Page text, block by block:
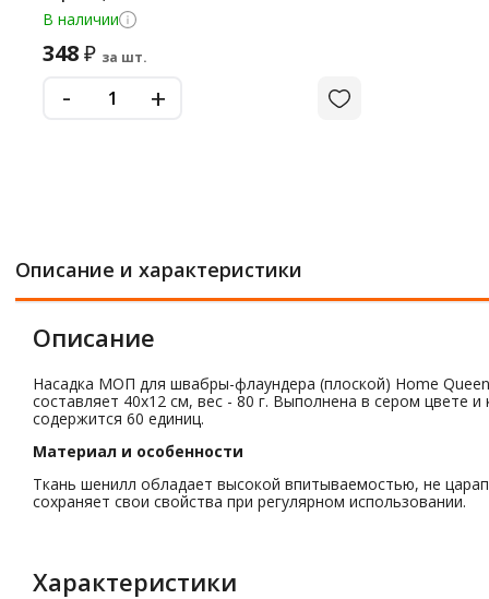
В наличии
348₽ за шт.
- +
Описание и характеристики
Описание
Насадка МОП для швабры-флаундера (плоской) Home
составляет 40x12 см, вес - 80 г. Выполнена в сером цвете
содержится 60 единиц.
Материал и особенности
Ткань шенилл обладает высокой впитываемостью, не
сохраняет свои свойства при регулярном использовании.
Характеристики